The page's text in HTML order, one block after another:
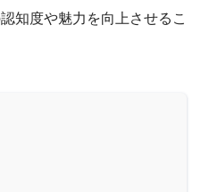
知度や魅力を向上させるこ